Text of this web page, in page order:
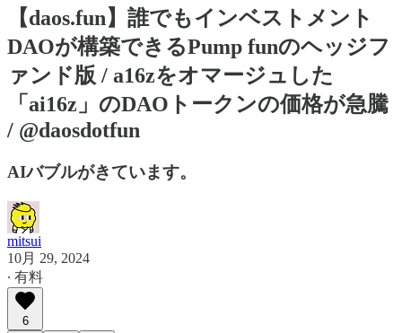
【daos.fun】誰でもインベストメント
DAOが構築できるPump funのヘッジフ
ァンド版 / a16zをオマージュした
「ai16z」のDAOトークンの価格が急騰
/ @daosdotfun
AIバブルがきています。
mitsui
10月 29, 2024
∙ 有料
6